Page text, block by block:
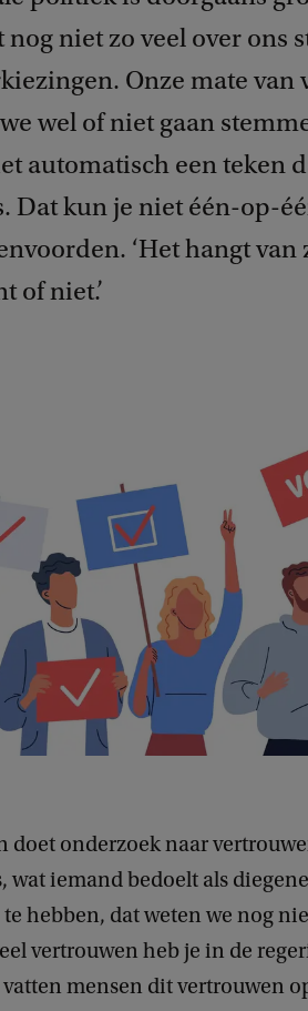
niet zo veel over ons
Onze mate van
wel of niet gaan
automatisch een teken
Dat kun je niet één-op-
‘Het hangt van
of niet.’
doet onderzoek naar
wat iemand bedoelt als
hebben, dat weten we nog
vertrouwen heb je in de
mensen dit vertrouwen